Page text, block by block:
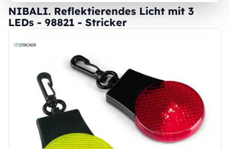
NIBALI. Reflektierendes Licht mit 3
LEDs - 98821 - Stricker